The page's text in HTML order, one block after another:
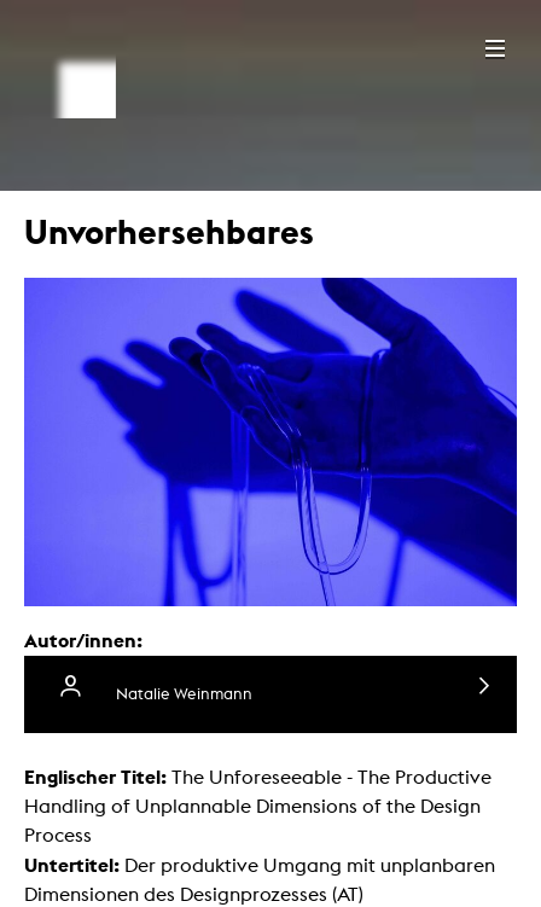
Unvorhersehbares
Autor/innen:
Natalie Weinmann
Englischer Titel: The Unforeseeable - The Productive
Handling of Unplannable Dimensions of the Design
Process
Untertitel: Der produktive Umgang mit unplanbaren
Dimensionen des Designprozesses (AT)